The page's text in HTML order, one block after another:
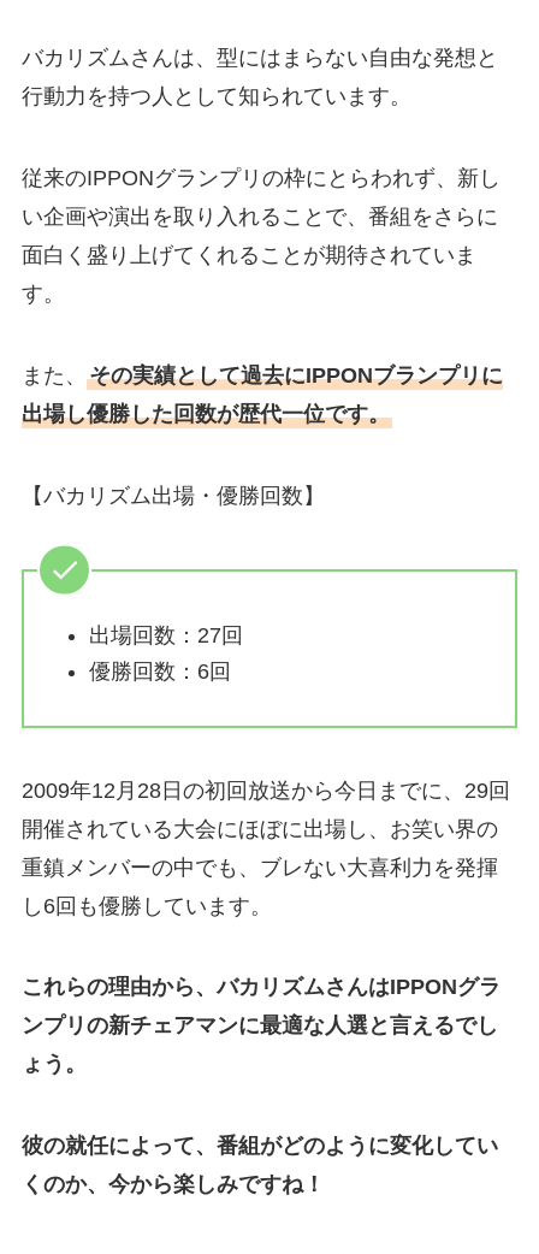
バカリズムさんは、型にはまらない自由な発想と
行動力を持つ人として知られています。
従来のIPPONグランプリの枠にとらわれず、新し
い企画や演出を取り入れることで、番組をさらに
面白く盛り上げてくれることが期待されていま
す。
また、 その実績として過去にIPPONブランプリに
出場し優勝した回数が歴代一位です。
【バカリズム出場・優勝回数】
出場回数：27回
優勝回数：6回
2009年12月28日の初回放送から今日までに、29回
開催されている大会にほぼに出場し、お笑い界の
重鎮メンバーの中でも、ブレない大喜利力を発揮
し6回も優勝しています。
これらの理由から、バカリズムさんはIPPONグラ
ンプリの新チェアマンに最適な人選と言えるでし
ょう。
彼の就任によって、番組がどのように変化してい
くのか、今から楽しみですね！